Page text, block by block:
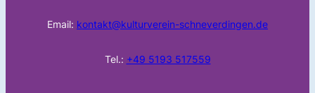
Email: kontakt@kulturverein-schneverdingen.de
Tel.: +49 5193 517559